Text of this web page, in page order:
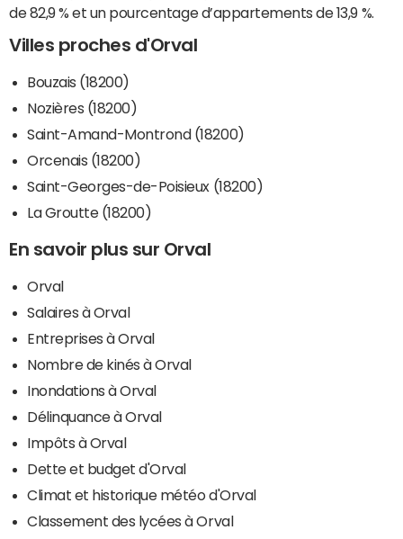
de 82,9 % et un pourcentage d’appartements de 13,9 %.
Villes proches d'Orval
Bouzais (18200)
Nozières (18200)
Saint-Amand-Montrond (18200)
Orcenais (18200)
Saint-Georges-de-Poisieux (18200)
La Groutte (18200)
En savoir plus sur Orval
Orval
Salaires à Orval
Entreprises à Orval
Nombre de kinés à Orval
Inondations à Orval
Délinquance à Orval
Impôts à Orval
Dette et budget d'Orval
Climat et historique météo d'Orval
Classement des lycées à Orval